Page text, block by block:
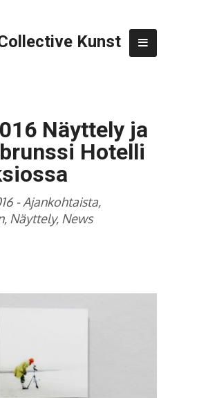
Kunst
Näyttely ja
Hotelli
-Ajankohtaista,
, Näyttely, News